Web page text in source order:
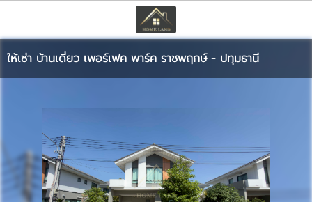
TH
เข้าสู่ระบบ สมัครสมาชิก
ทรัพย์สิน
บริการ
ให้เช่า บ้านเดี่ยว เพอร์เฟค พาร์ค ราชพฤกษ์ - ปทุมธานี